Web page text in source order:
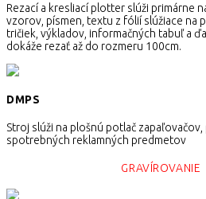
Rezací a kresliací plotter slúži primárne
vzorov, písmen, textu z fólií slúžiace na
tričiek, výkladov, informačných tabuľ a
dokáže rezať až do rozmeru 100cm.
DMPS
Stroj slúži na plošnú potlač
spotrebných reklamných predmetov
GRAVÍROVANIE